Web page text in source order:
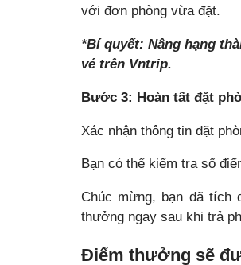
với đơn phòng vừa đặt.
*Bí quyết: Nâng hạng
vé trên Vntrip.
Bước 3: Hoàn tất đặt
Xác nhận thông tin đặt
Bạn có thể kiểm tra số
Chúc mừng, bạn đã tích
thưởng ngay sau khi trả
Điểm thưởng sẽ